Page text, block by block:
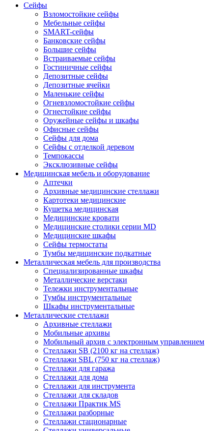
Сейфы
Взломостойкие сейфы
Мебельные сейфы
SMART-сейфы
Банковские сейфы
Большие сейфы
Встраиваемые сейфы
Гостиничные сейфы
Депозитные сейфы
Депозитные ячейки
Маленькие сейфы
Огневзломостойкие сейфы
Огнестойкие сейфы
Оружейные сейфы и шкафы
Офисные сейфы
Сейфы для дома
Сейфы с отделкой деревом
Темпокассы
Эксклюзивные сейфы
Медицинская мебель и оборудование
Аптечки
Архивные медицинские стеллажи
Картотеки медицинские
Кушетка медицинская
Медицинские кровати
Медицинские столики серии MD
Медицинские шкафы
Сейфы термостаты
Тумбы медицинские подкатные
Металлическая мебель для производства
Cпециализированные шкафы
Металлические верстаки
Тележки инструментальные
Тумбы инструментальные
Шкафы инструментальные
Металлические стеллажи
Архивные стеллажи
Мобильные архивы
Мобильный архив с электронным управлением
Стеллажи SB (2100 кг на стеллаж)
Стеллажи SBL (750 кг на стеллаж)
Стеллажи для гаража
Стеллажи для дома
Стеллажи для инструмента
Стеллажи для складов
Стеллажи Практик MS
Стеллажи разборные
Стеллажи стационарные